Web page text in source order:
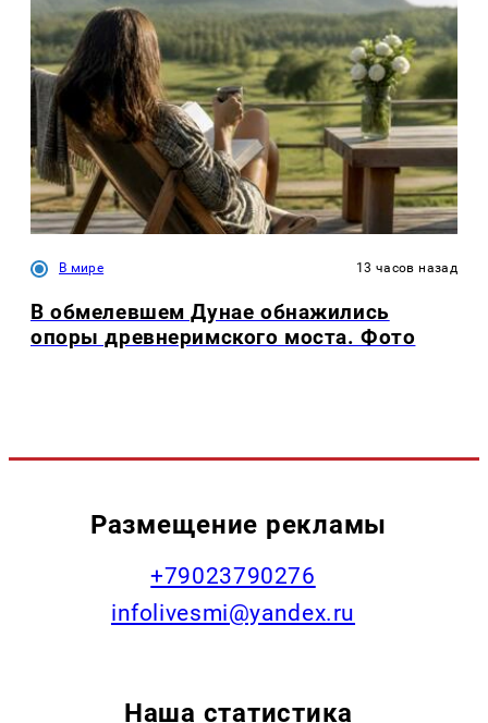
В мире 13 часов назад
В обмелевшем Дунае обнажились
опоры древнеримского моста. Фото
Размещение рекламы
+79023790276
infolivesmi@yandex.ru
Наша статистика